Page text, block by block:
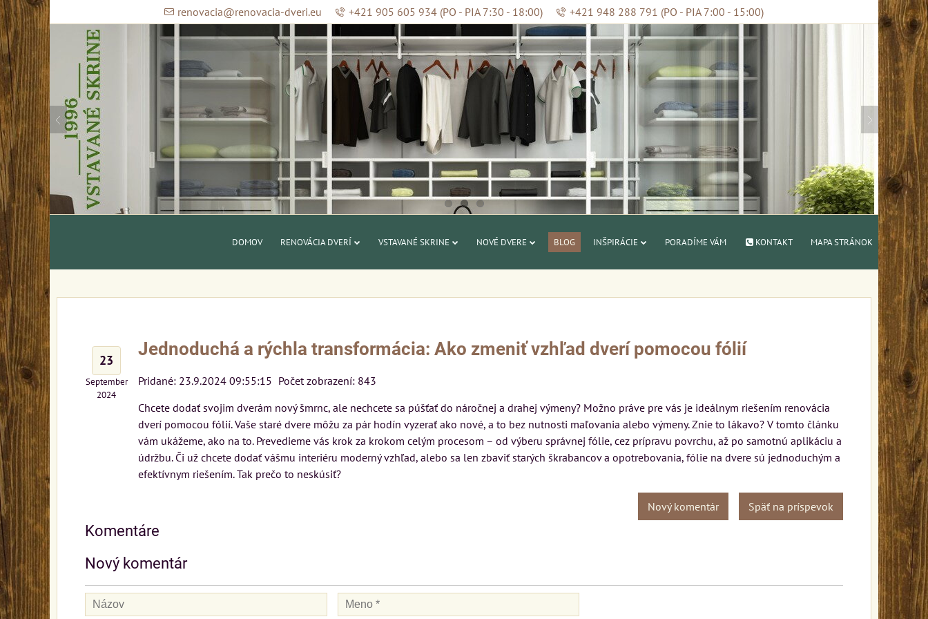
renovacia@renovacia-dveri.eu +421 905 605 934 (PO - PIA 7:30 - 18:00) +421 948 288 791 (PO - PIA 7:00 - 15:00)
DOMOV RENOVÁCIA DVERÍ VSTAVANÉ SKRINE NOVÉ DVERE BLOG INŠPIRÁCIE PORADÍME VÁM KONTAKT MAPA STRÁNOK
23
September
2024
Jednoduchá a rýchla transformácia: Ako zmeniť vzhľad dverí pomocou fólií
Pridané: 23.9.2024 09:55:15 Počet zobrazení: 843
Chcete dodať svojim dverám nový šmrnc, ale nechcete sa púšťať do náročnej a drahej výmeny? Možno práve pre vás je ideálnym riešením renovácia
dverí pomocou fólií. Vaše staré dvere môžu za pár hodín vyzerať ako nové, a to bez nutnosti maľovania alebo výmeny. Znie to lákavo? V tomto článku
vám ukážeme, ako na to. Prevedieme vás krok za krokom celým procesom – od výberu správnej fólie, cez prípravu povrchu, až po samotnú aplikáciu a
údržbu. Či už chcete dodať vášmu interiéru moderný vzhľad, alebo sa len zbaviť starých škrabancov a opotrebovania, fólie na dvere sú jednoduchým a
efektívnym riešením. Tak prečo to neskúsiť?
Späť na príspevok
Nový komentár
Komentáre
Nový komentár